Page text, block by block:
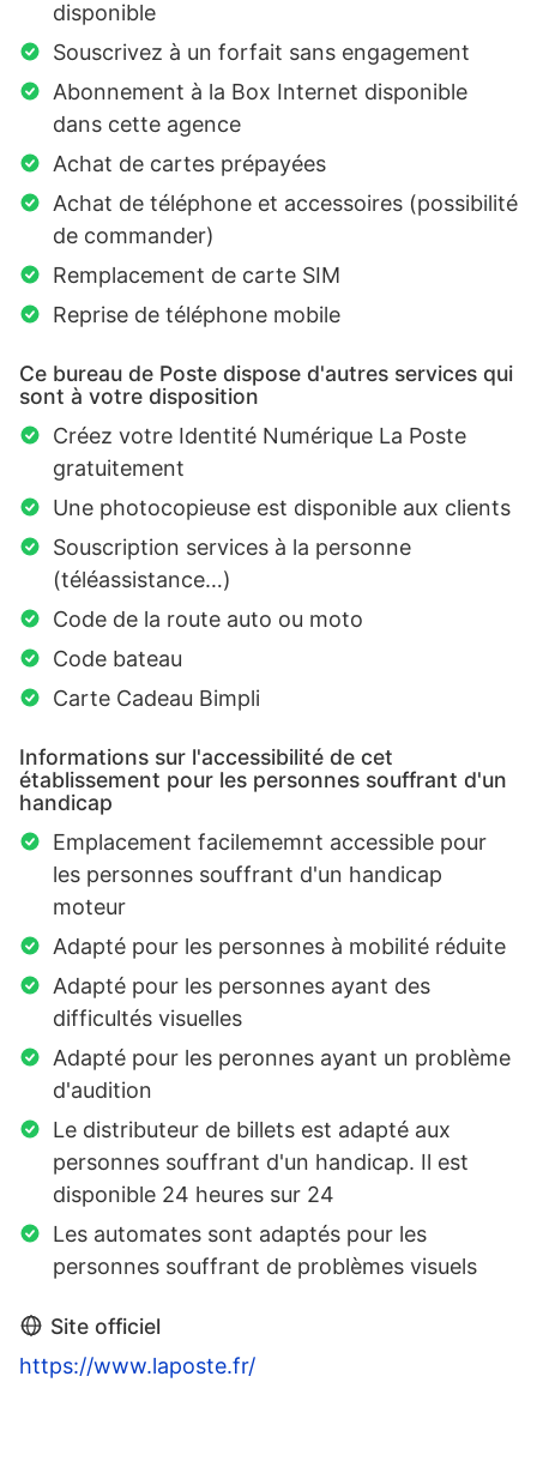
disponible
Souscrivez à un forfait sans engagement
Abonnement à la Box Internet disponible
dans cette agence
Achat de cartes prépayées
Achat de téléphone et accessoires (possibilité
de commander)
Remplacement de carte SIM
Reprise de téléphone mobile
Ce bureau de Poste dispose d'autres services qui
sont à votre disposition
Créez votre Identité Numérique La Poste
gratuitement
Une photocopieuse est disponible aux clients
Souscription services à la personne
(téléassistance…)
Code de la route auto ou moto
Code bateau
Carte Cadeau Bimpli
Informations sur l'accessibilité de cet
établissement pour les personnes souffrant d'un
handicap
Emplacement facilememnt accessible pour
les personnes souffrant d'un handicap
moteur
Adapté pour les personnes à mobilité réduite
Adapté pour les personnes ayant des
difficultés visuelles
Adapté pour les peronnes ayant un problème
d'audition
Le distributeur de billets est adapté aux
personnes souffrant d'un handicap. Il est
disponible 24 heures sur 24
Les automates sont adaptés pour les
personnes souffrant de problèmes visuels
Site officiel
https://www.laposte.fr/